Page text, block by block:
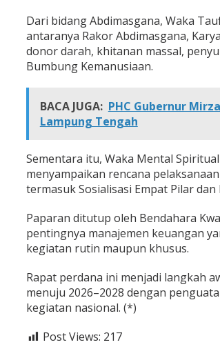
Dari bidang Abdimasgana, Waka
antaranya Rakor Abdimasgana,
donor darah, khitanan massal,
Bumbung Kemanusiaan.
BACA JUGA: PHC Gubernur
Lampung Tengah
Sementara itu, Waka Mental
menyampaikan rencana
termasuk Sosialisasi Empat Pilar
Paparan ditutup oleh Bendahara
pentingnya manajemen keuangan
kegiatan rutin maupun khusus.
Rapat perdana ini menjadi langkah
menuju 2026–2028 dengan
kegiatan nasional. (*)
Post Views: 217